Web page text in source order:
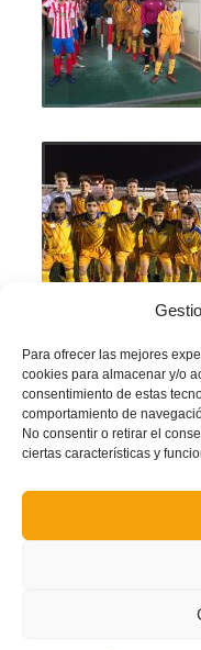
Para ofrecer las mejores
cookies para almacenar y/o
consentimiento de estas
comportamiento de
No consentir o retirar el
ciertas características y